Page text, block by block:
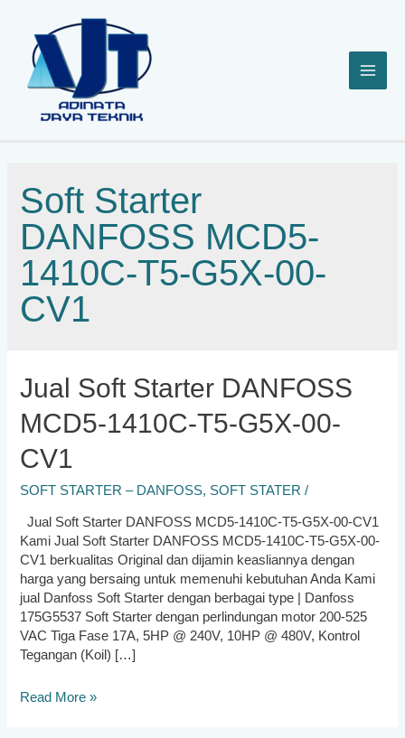
konten
Soft Starter
DANFOSS MCD5-
1410C-T5-G5X-00-
CV1
Jual Soft Starter DANFOSS
MCD5-1410C-T5-G5X-00-
CV1
SOFT STARTER – DANFOSS, SOFT STATER /
Jual Soft Starter DANFOSS MCD5-1410C-T5-G5X-00-CV1
Kami Jual Soft Starter DANFOSS MCD5-1410C-T5-G5X-00-
CV1 berkualitas Original dan dijamin keasliannya dengan
harga yang bersaing untuk memenuhi kebutuhan Anda Kami
jual Danfoss Soft Starter dengan berbagai type | Danfoss
175G5537 Soft Starter dengan perlindungan motor 200-525
VAC Tiga Fase 17A, 5HP @ 240V, 10HP @ 480V, Kontrol
Tegangan (Koil) […]
Jual
Read More »